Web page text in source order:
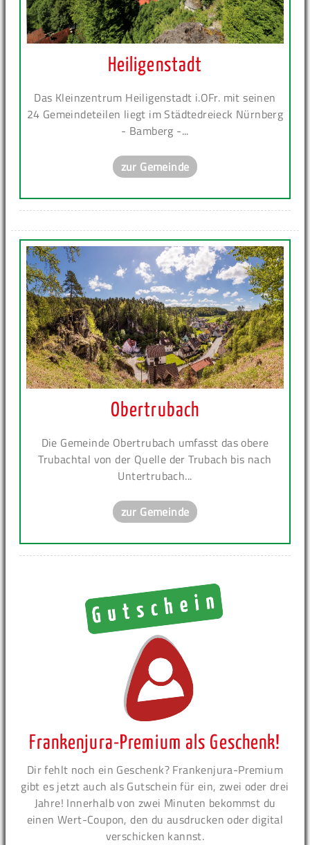
Heiligenstadt
Das Kleinzentrum Heiligenstadt i.OFr. mit seinen
24 Gemeindeteilen liegt im Städtedreieck Nürnberg
- Bamberg -...
zur Gemeinde
Obertrubach
Die Gemeinde Obertrubach umfasst das obere
Trubachtal von der Quelle der Trubach bis nach
Untertrubach...
zur Gemeinde
Frankenjura-Premium als Geschenk!
Dir fehlt noch ein Geschenk? Frankenjura-Premium
gibt es jetzt auch als Gutschein für ein, zwei oder drei
Jahre! Innerhalb von zwei Minuten bekommst du
einen Wert-Coupon, den du ausdrucken oder digital
verschicken kannst.